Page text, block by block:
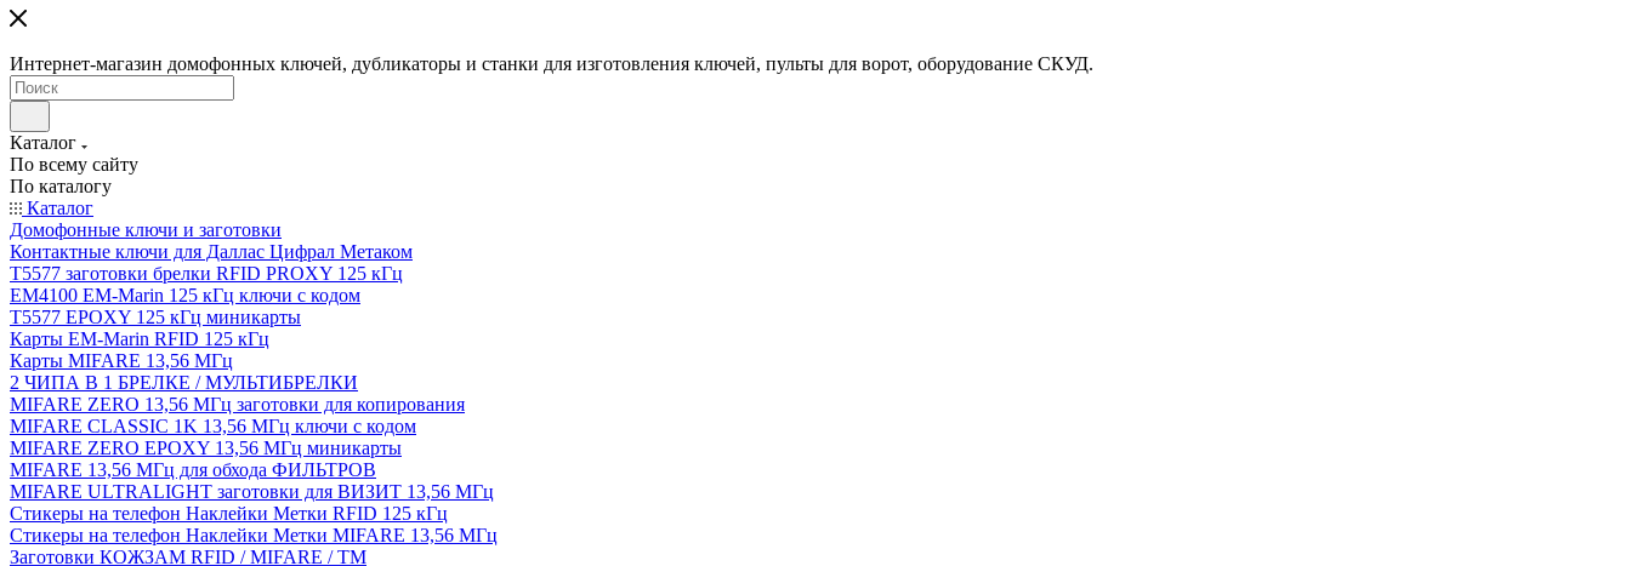
Интернет-магазин домофонных ключей, дубликаторы и станки для изготовления ключей, пульты для ворот, оборудование СКУД.
Каталог
По всему сайту
По каталогу
Каталог
Домофонные ключи и заготовки
Контактные ключи для Даллас Цифрал Метаком
T5577 заготовки брелки RFID PROXY 125 кГц
EM4100 EM-Marin 125 кГц ключи с кодом
T5577 EPOXY 125 кГц миникарты
Карты EM-Marin RFID 125 кГц
Карты MIFARE 13,56 МГц
2 ЧИПА В 1 БРЕЛКЕ / МУЛЬТИБРЕЛКИ
MIFARE ZERO 13,56 МГц заготовки для копирования
MIFARE CLASSIC 1K 13,56 МГц ключи с кодом
MIFARE ZERO EPOXY 13,56 МГц миникарты
MIFARE 13,56 МГц для обхода ФИЛЬТРОВ
MIFARE ULTRALIGHT заготовки для ВИЗИТ 13,56 МГц
Стикеры на телефон Наклейки Метки RFID 125 кГц
Стикеры на телефон Наклейки Метки MIFARE 13,56 МГц
Заготовки КОЖЗАМ RFID / MIFARE / TM